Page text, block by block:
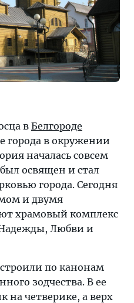
в Белгороде
города в окружении
началась совсем
освящен и стал
города. Сегодня
и двумя
храмовый комплекс
Любви и
по канонам
зодчества. В ее
на четверике, а верх